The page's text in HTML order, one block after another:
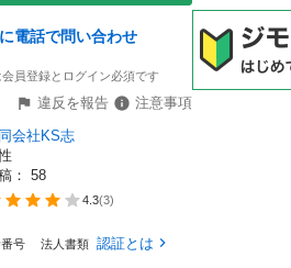
電話で問い合わせ
員登録とログイン必須です
違反を報告
注意事項
会社KS志
： 58
4.3(3)
号 法人書類 認証とは